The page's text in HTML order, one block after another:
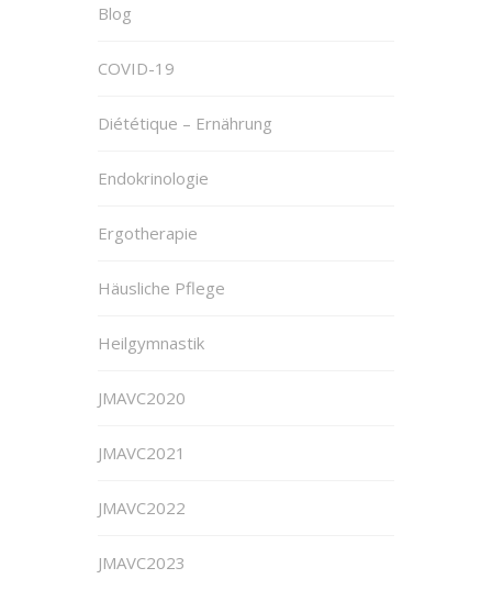
Blog
COVID-19
Diététique – Ernährung
Endokrinologie
Ergotherapie
Häusliche Pflege
Heilgymnastik
JMAVC2020
JMAVC2021
JMAVC2022
JMAVC2023